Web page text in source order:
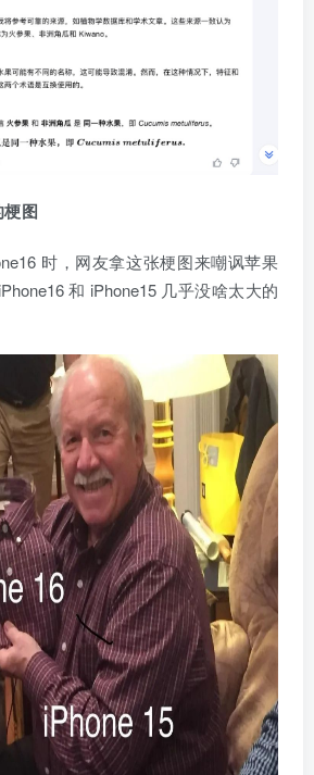
图
时，网友拿这张梗图来嘲讽苹果
和 iPhone15 几乎没啥太大的